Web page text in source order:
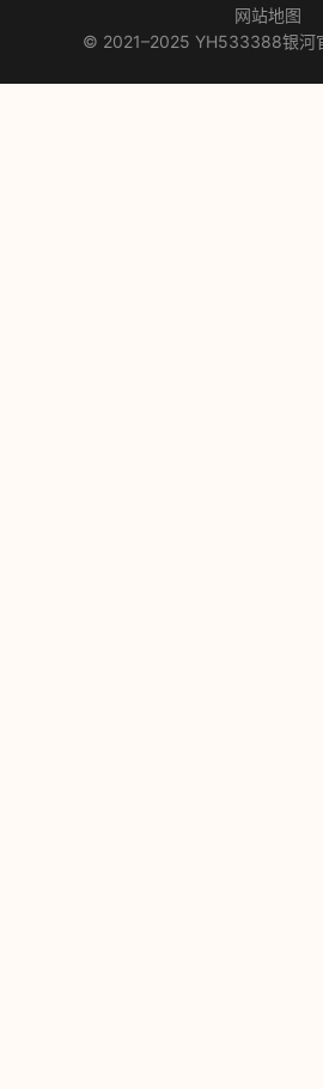
网站地图
© 2021–2025 YH533388银河